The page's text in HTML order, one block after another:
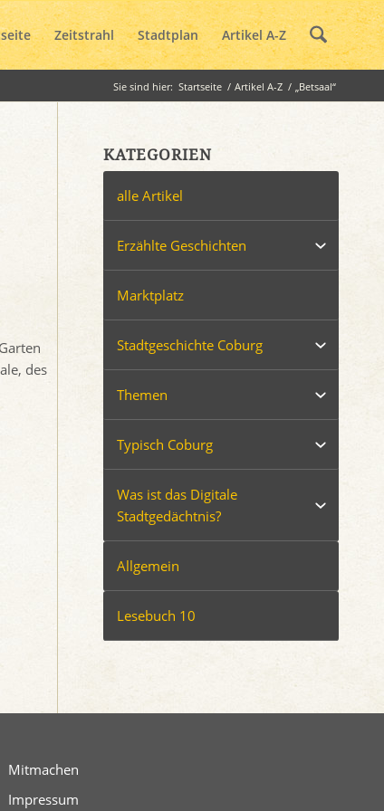
Zeitstrahl Stadtplan Artikel A-Z
Sie sind hier: Startseite / Artikel A-Z / „Betsaal“
des
KATEGORIEN
alle Artikel
Erzählte Geschichten
Marktplatz
Stadtgeschichte Coburg
Themen
Typisch Coburg
Was ist das Digitale
Stadtgedächtnis?
Allgemein
Lesebuch 10
Mitmachen
Impressum